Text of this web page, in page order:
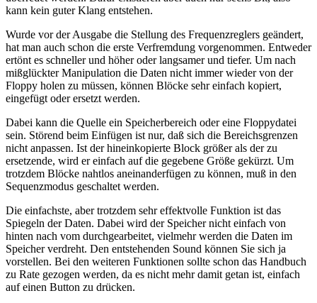
kann kein guter Klang entstehen.
Wurde vor der Ausgabe die Stellung des Frequenzreglers geändert,
hat man auch schon die erste Verfremdung vorgenommen. Entweder
ertönt es schneller und höher oder langsamer und tiefer. Um nach
mißglückter Manipulation die Daten nicht immer wieder von der
Floppy holen zu müssen, können Blöcke sehr einfach kopiert,
eingefügt oder ersetzt werden.
Dabei kann die Quelle ein Speicherbereich oder eine Floppydatei
sein. Störend beim Einfügen ist nur, daß sich die Bereichsgrenzen
nicht anpassen. Ist der hineinkopierte Block größer als der zu
ersetzende, wird er einfach auf die gegebene Größe gekürzt. Um
trotzdem Blöcke nahtlos aneinanderfügen zu können, muß in den
Sequenzmodus geschaltet werden.
Die einfachste, aber trotzdem sehr effektvolle Funktion ist das
Spiegeln der Daten. Dabei wird der Speicher nicht einfach von
hinten nach vom durchgearbeitet, vielmehr werden die Daten im
Speicher verdreht. Den entstehenden Sound können Sie sich ja
vorstellen. Bei den weiteren Funktionen sollte schon das Handbuch
zu Rate gezogen werden, da es nicht mehr damit getan ist, einfach
auf einen Button zu drücken.